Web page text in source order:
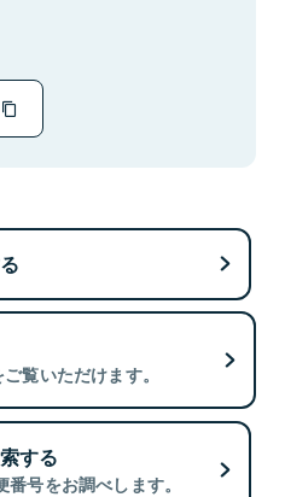
覧いただけます。
する
号をお調べします。